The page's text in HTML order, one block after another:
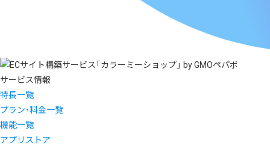
サービス情報
特長一覧
プラン・料金一覧
機能一覧
アプリストア